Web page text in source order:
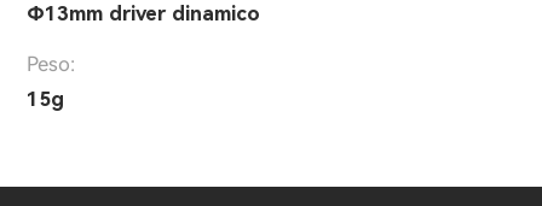
Φ13mm driver dinamico
Peso:
15g